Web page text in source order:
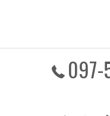
097-